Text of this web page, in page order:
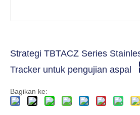
Strategi TBTACZ Series
Tracker untuk pengujian aspal
Bagikan ke: